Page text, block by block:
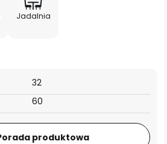
Jadalnia
32
60
produktowa